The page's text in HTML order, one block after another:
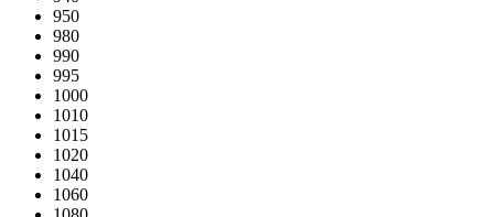
950
980
990
995
1000
1010
1015
1020
1040
1060